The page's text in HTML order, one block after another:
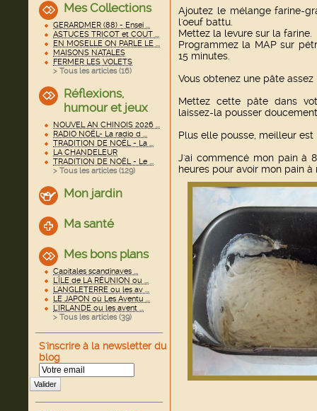
Mes Collections
GERARDMER (88) - Ensei ...
ASTUCES TRICOT et COUT ...
EN MOSELLE ON PARLE LE ...
MAISONS NATALES
FERMER LES VOLETS
> Tous les articles (16)
Réflexions,
humour et jeux
NOUVEL AN CHINOIS 2026 ...
RADIO NOËL- La radio d ...
TRADITION DE NOËL - La ...
LA CHANDELEUR
TRADITION DE NOËL - Le ...
> Tous les articles (129)
Mon jardin
Ma santé
Mes bons plans
Capitales scandinaves ...
L'ÎLE de LA RÉUNION ou ...
L'ANGLETERRE ou les av ...
LE JAPON où Les Aventu ...
L'IRLANDE ou les avent ...
> Tous les articles (39)
S'inscrire à la newsletter du
blog
Valider
Ajoutez le mélange farine-
l'oeuf battu.
Mettez la levure sur la farine.
Programmez la MAP sur
15 minutes.
Vous obtenez une pâte assez
Mettez cette pâte dans
laissez-la pousser
Plus elle pousse, meilleur est
J'ai commencé mon pain à
heures pour avoir mon pain à